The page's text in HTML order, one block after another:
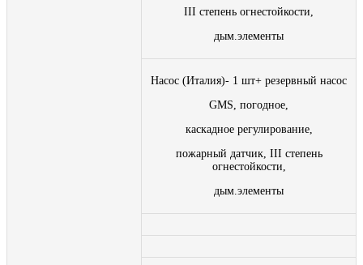
III степень огнестойкости,
дым.элементы
Насос (Италия)- 1 шт+ резервный насос
GMS, погодное,
каскадное регулирование,
пожарный датчик, III степень
огнестойкости,
дым.элементы